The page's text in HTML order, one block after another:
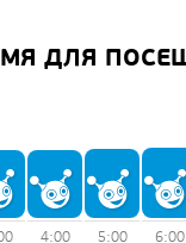
ДЛЯ
4:00 5:00 6:00